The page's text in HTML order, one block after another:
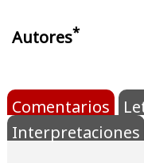
Autores*
Comentarios
Interpretaciones